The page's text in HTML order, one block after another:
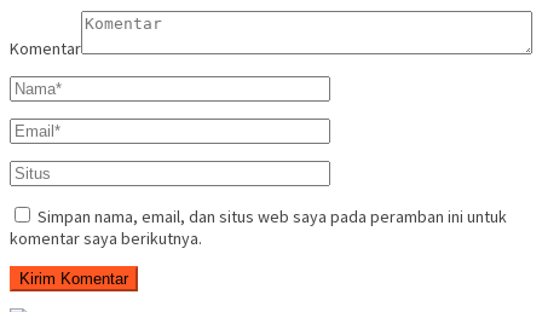
Komentar
Simpan nama, email, dan situs web saya pada peramban ini untuk
komentar saya berikutnya.